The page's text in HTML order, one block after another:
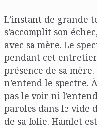
L’instant de grande
s’accomplit son
avec sa mère. Le
pendant cet
présence de sa
n’entend le spectre.
pas le voir ni
paroles dans le vide
de sa folie. Hamlet